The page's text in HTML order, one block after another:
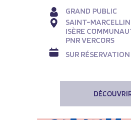
GRAND PUBLIC
SAINT-MARCELLIN
ISÈRE
PNR VERCORS
SUR RÉSERVATION